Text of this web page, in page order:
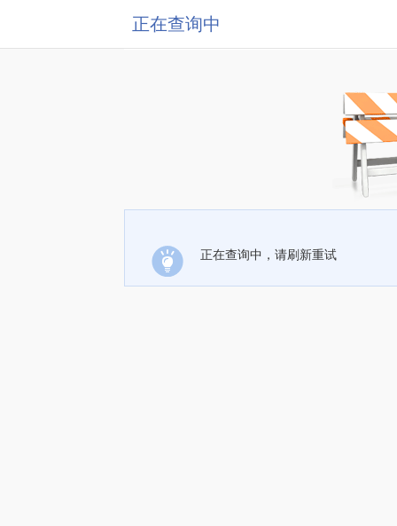
正在查询中
正在查询中，请刷新重试